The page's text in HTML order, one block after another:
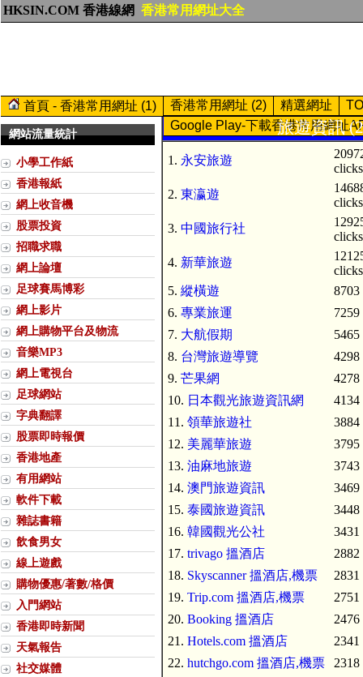
HKSIN.COM 香港線網 香港常用網址大全
首頁 - 香港常用網址 (1) 香港常用網址 (2) 精選網址
Google Play-下載香港常用網址
網站流量統計
小學工作紙
香港報紙
網上收音機
股票投資
招職求職
網上論壇
足球賽馬博彩
網上影片
網上購物平台及物流
音樂MP3
網上電視台
足球網站
字典翻譯
股票即時報價
香港地產
有用網站
軟件下載
雜誌書籍
飲食男女
線上遊戲
購物優惠/著數/格價
入門網站
香港即時新聞
天氣報告
社交媒體
旅遊資訊
1. 永安旅遊
clicks
2. 東瀛遊
clicks
3. 中國旅行社
clicks
4. 新華旅遊
clicks
5. 縱橫遊
8703
6. 專業旅運
7. 大航假期
8. 台灣旅遊導覽
4298
9. 芒果網
4278
10. 日本觀光旅遊資訊網
4134
11. 領華旅遊社
3884
12. 美麗華旅遊
3795
13. 油麻地旅遊
3743
14. 澳門旅遊資訊
3469
15. 泰國旅遊資訊
3448
16. 韓國觀光公社
3431
17. trivago 搵酒店
18. Skyscanner 搵酒店,機票
19. Trip.com 搵酒店,機票
20. Booking 搵酒店
21. Hotels.com 搵酒店
22. hutchgo.com 搵酒店,機票